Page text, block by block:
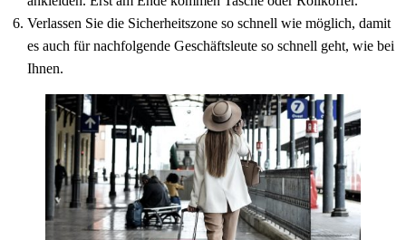
Verlassen Sie die Sicherheitszone so schnell wie möglich, damit
es auch für nachfolgende Geschäftsleute so schnell geht, wie bei
Ihnen.